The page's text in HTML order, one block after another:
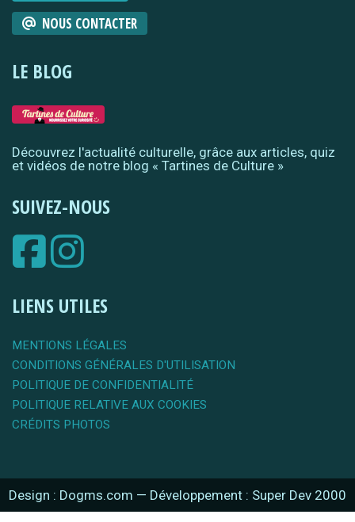
NOUS CONTACTER
LE BLOG
Découvrez l'actualité culturelle, grâce aux articles, quiz
et vidéos de notre blog « Tartines de Culture »
SUIVEZ-NOUS
LIENS UTILES
MENTIONS LÉGALES
CONDITIONS GÉNÉRALES D'UTILISATION
POLITIQUE DE CONFIDENTIALITÉ
POLITIQUE RELATIVE AUX COOKIES
CRÉDITS PHOTOS
Design : Dogms.com — Développement : Super Dev 2000